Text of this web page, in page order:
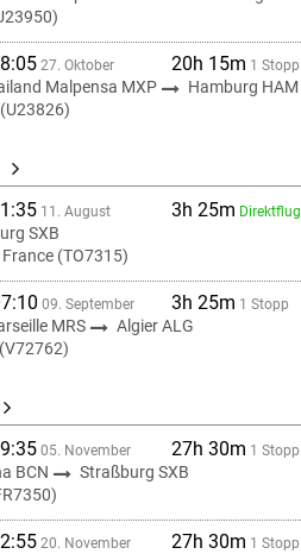
27. Oktober 20h 15m 1 Stopp
Malpensa MXP
Hamburg HAM
11. August 3h 25m Direktflug
SXB
(TO7315)
09. September 3h 25m 1 Stopp
MRS
Algier ALG
05. November 27h 30m 1 Stopp
BCN
Straßburg SXB
20. November 27h 30m 1 Stopp